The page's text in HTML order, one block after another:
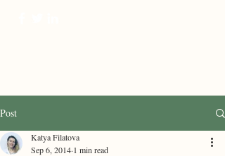
Post
Katya Filatova
Sep 6, 2014 1 min read